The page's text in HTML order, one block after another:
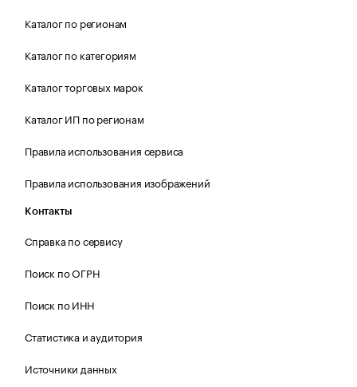
Каталог по регионам
Каталог по категориям
Каталог торговых марок
Каталог ИП по регионам
Правила использования сервиса
Правила использования изображений
Контакты
Справка по сервису
Поиск по ОГРН
Поиск по ИНН
Статистика и аудитория
Источники данных